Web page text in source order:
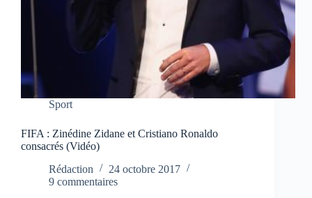
Sport
FIFA : Zinédine Zidane et Cristiano Ronaldo
consacrés (Vidéo)
Rédaction
24 octobre 2017
9 commentaires